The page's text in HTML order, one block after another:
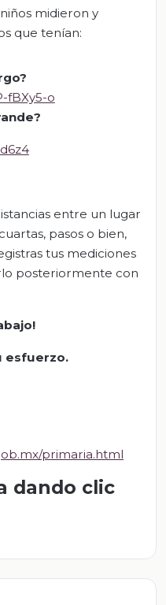
midieron y
que tenían:
fBXy5-o
entre un lugar
pasos o bien,
tus mediciones
posteriormente con
esfuerzo.
primaria.html
dando clic